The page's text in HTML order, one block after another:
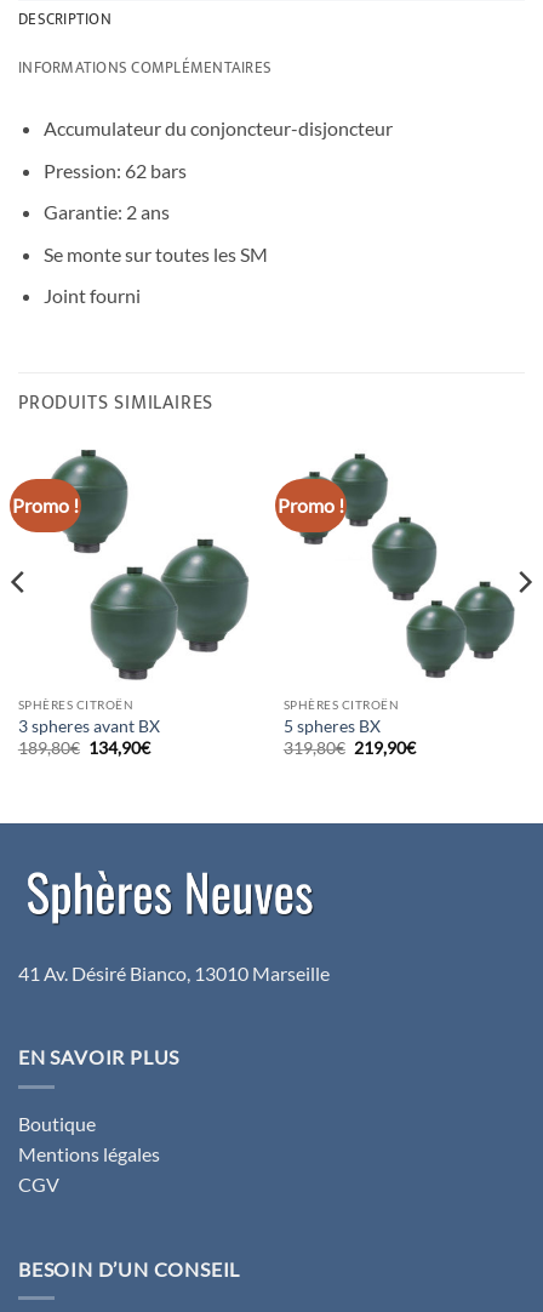
DESCRIPTION
INFORMATIONS COMPLÉMENTAIRES
Accumulateur du conjoncteur-disjoncteur
Pression: 62 bars
Garantie: 2 ans
Se monte sur toutes les SM
Joint fourni
PRODUITS SIMILAIRES
Promo !
SPHÈRES CITROËN
3 spheres avant BX
189,80€ Le
134,90€Le
Promo !
SPHÈRES CITROËN
5 spheres BX
319,80€ Le
219,90€Le
41 Av. Désiré Bianco, 13010 Marseille
EN SAVOIR PLUS
Boutique
Mentions légales
CGV
BESOIN D’UN CONSEIL